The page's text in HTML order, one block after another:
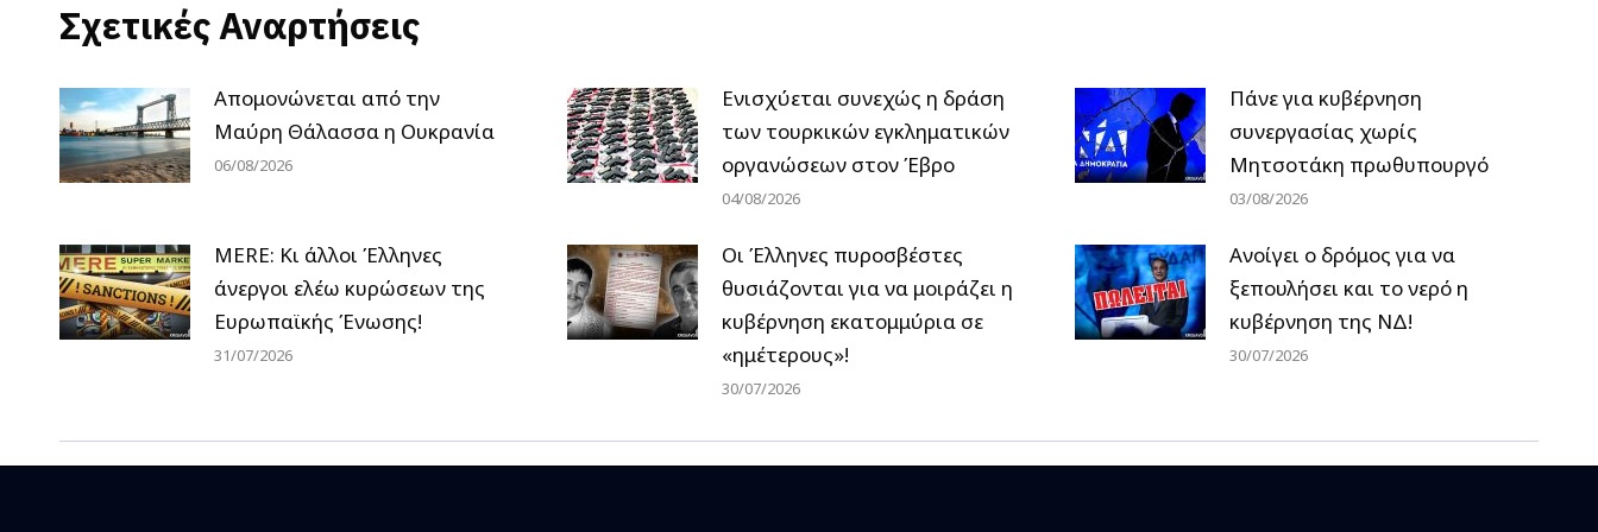
Σχετικές Αναρτήσεις
Απομονώνεται από την
Μαύρη Θάλασσα η Ουκρανία
06/08/2026
Ενισχύεται συνεχώς η δράση
των τουρκικών εγκληματικών
οργανώσεων στον Έβρο
04/08/2026
Πάνε για κυβέρνηση
συνεργασίας χωρίς
Μητσοτάκη πρωθυπουργό
03/08/2026
MERE: Κι άλλοι Έλληνες
άνεργοι ελέω κυρώσεων της
Ευρωπαϊκής Ένωσης!
31/07/2026
Οι Έλληνες πυροσβέστες
θυσιάζονται για να μοιράζει η
κυβέρνηση εκατομμύρια σε
«ημέτερους»!
30/07/2026
Ανοίγει ο δρόμος για να
ξεπουλήσει και το νερό η
κυβέρνηση της ΝΔ!
30/07/2026